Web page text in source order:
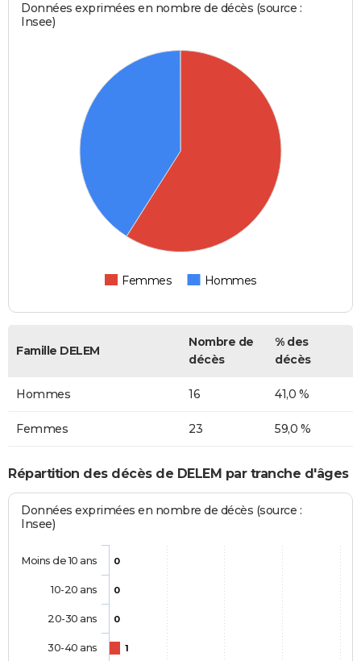
Données exprimées en nombre de décès (source :
Insee)
Femmes Hommes
Famille DELEM
Nombre de
décès
% des
décès
Hommes 16 41,0 %
Femmes 23 59,0 %
Répartition des décès de DELEM par tranche d'âges
Données exprimées en nombre de décès (source :
Insee)
0
0
0
1
Moins de 10 ans
10-20 ans
20-30 ans
30-40 ans